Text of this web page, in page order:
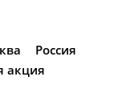
Россия
акция